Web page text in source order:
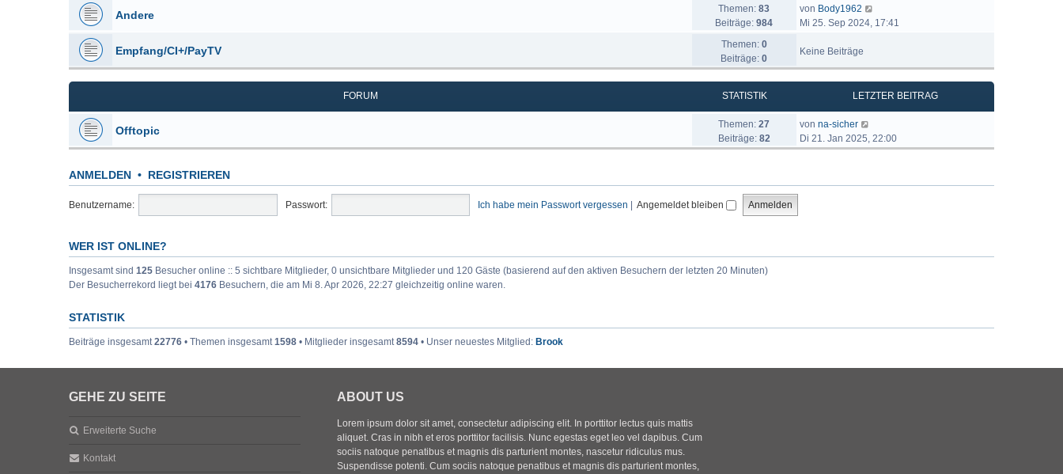
e
r
g
t
e
B
e
i
t
a
g
e
s
r
e
i
t
r
Andere Themen: 83
Beiträge: 984
von Body1962
e
s
t
e
e
i
Mi 25. Sep 2024, 17:41
Empfang/CI+/PayTV Themen: 0
Beiträge: 0
Keine Beiträge
FORUM STATISTIK LETZTER BEITRAG
Offtopic Themen: 27
Beiträge: 82
von na-sicher
e
u
Di 21. Jan 2025, 22:00
ANMELDEN • REGISTRIEREN
Benutzername: Passwort: Ich habe mein Passwort vergessen Angemeldet bleiben
WER IST ONLINE?
Insgesamt sind 125 Besucher online :: 5 sichtbare Mitglieder, 0 unsichtbare Mitglieder und 120 Gäste (basierend auf den aktiven Besuchern der letzten 20 Minuten)
Der Besucherrekord liegt bei 4176 Besuchern, die am Mi 8. Apr 2026, 22:27 gleichzeitig online waren.
STATISTIK
Beiträge insgesamt22776 • Themen insgesamt1598 • Mitglieder insgesamt8594 • Unser neuestes Mitglied: Brook
GEHE ZU SEITE
Erweiterte Suche
Kontakt
ABOUT US
Lorem ipsum dolor sit amet, consectetur adipiscing elit. In porttitor lectus quis mattis
aliquet. Cras in nibh et eros porttitor facilisis. Nunc egestas eget leo vel dapibus. Cum
sociis natoque penatibus et magnis dis parturient montes, nascetur ridiculus mus.
Suspendisse potenti. Cum sociis natoque penatibus et magnis dis parturient montes,